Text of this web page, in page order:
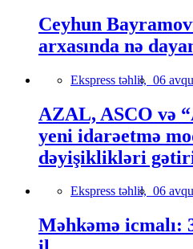
Ceyhun
arxasında nə
Ekspress təhlil, 06
AZAL, ASCO və
yeni idarəetmə
dəyişiklikləri
Ekspress təhlil, 06
Məhkəmə icmalı: